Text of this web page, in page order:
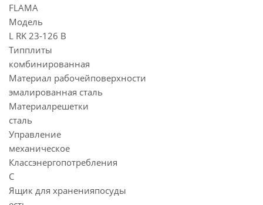
FLAMA
Модель
L RK 23-126 B
Типплиты
комбинированная
Материал рабочейповерхности
эмалированная сталь
Материалрешетки
сталь
Управление
механическое
Классэнергопотребления
C
Ящик для храненияпосуды